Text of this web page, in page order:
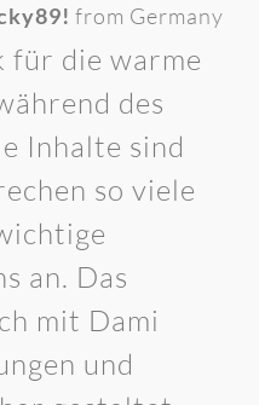
from Germany
für die warme
des
Inhalte sind
so viele
an. Das
mit Dami
und